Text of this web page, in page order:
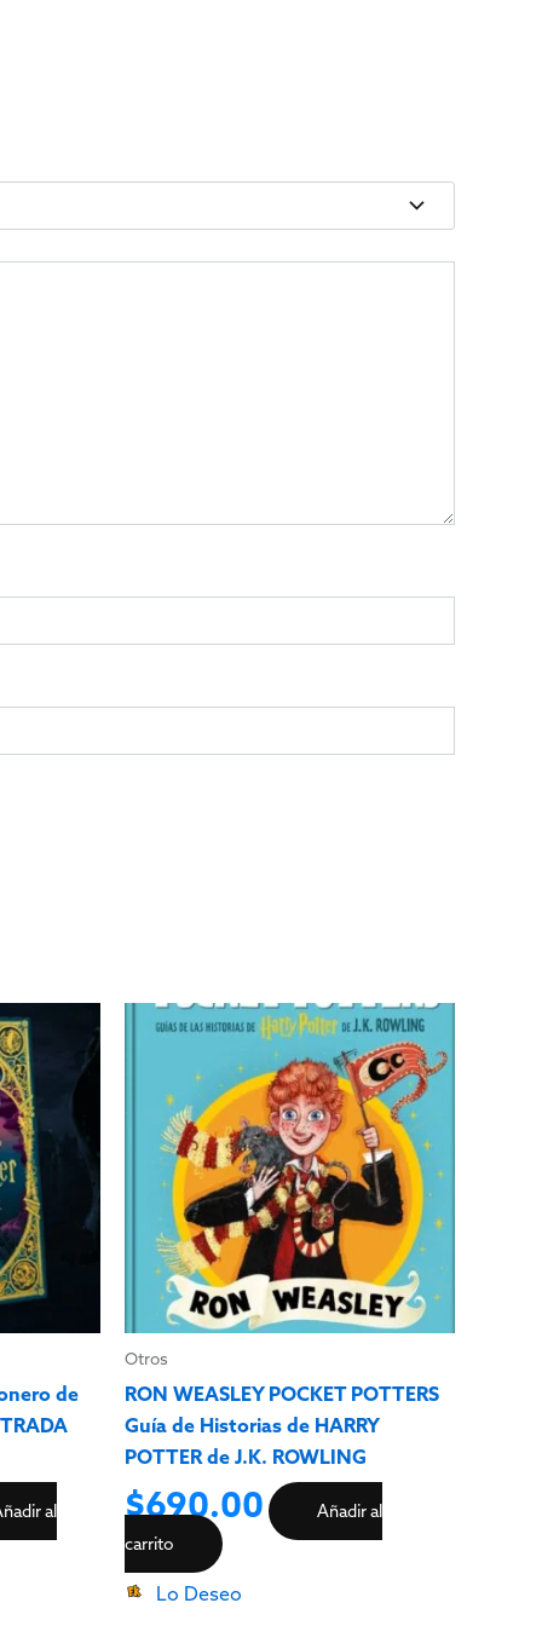
de
al
Otros
RON WEASLEY POCKET POTTERS
Guía de Historias de HARRY
POTTER de J.K. ROWLING
$690.00
Añadir al
carrito
Lo Deseo